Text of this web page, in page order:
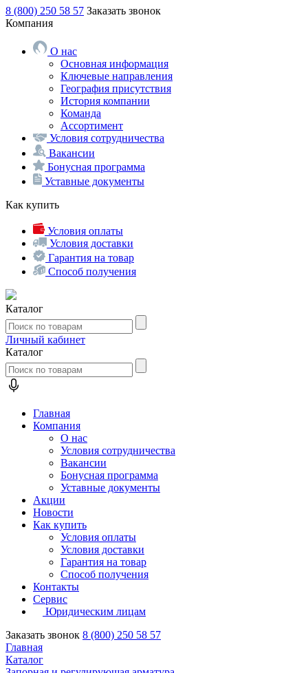
8 (800) 250 58 57 Заказать звонок
Компания
О нас
Основная информация
Ключевые направления
География присутствия
История компании
Команда
Ассортимент
Условия сотрудничества
Вакансии
Бонусная программа
Уставные документы
Как купить
Условия оплаты
Условия доставки
Гарантия на товар
Способ получения
Каталог
Личный кабинет
Каталог
Главная
Компания
О нас
Условия сотрудничества
Вакансии
Бонусная программа
Уставные документы
Акции
Новости
Как купить
Условия оплаты
Условия доставки
Гарантия на товар
Способ получения
Контакты
Сервис
Юридическим лицам
Заказать звонок 8 (800) 250 58 57
Главная
Каталог